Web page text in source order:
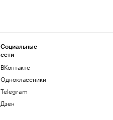
Социальные
сети
ВКонтакте
Одноклассники
Telegram
Дзен